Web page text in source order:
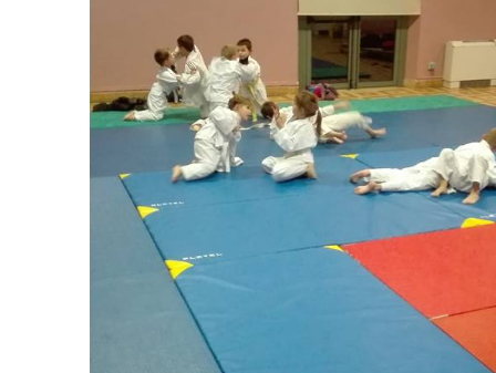
Historique 2015-2016